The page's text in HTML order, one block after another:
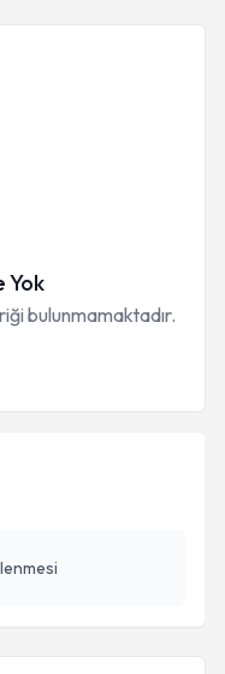
Yok
bulunmamaktadır.